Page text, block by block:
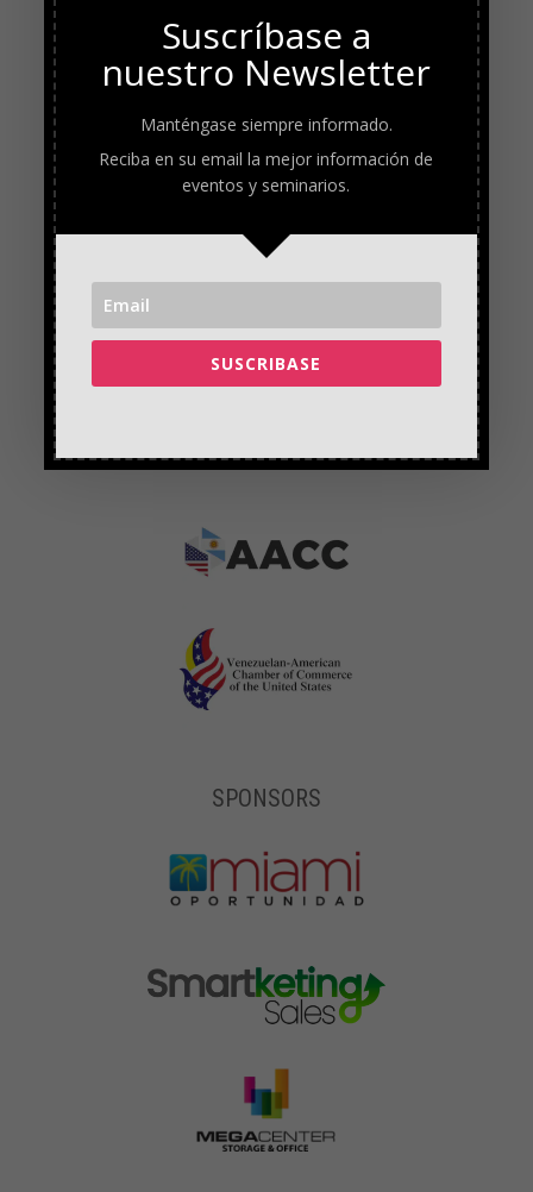
SPONSORS
Suscríbase a
nuestro Newsletter
Manténgase siempre informado.
Reciba en su email la mejor información de
eventos y seminarios.
SUSCRIBASE